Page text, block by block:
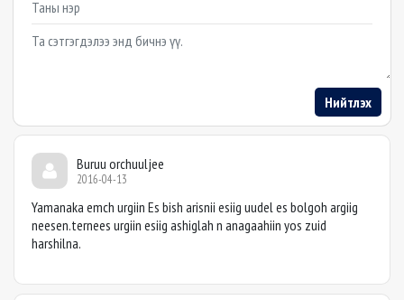
Example textarea
Нийтлэх
Buruu orchuuljee
2016-04-13
Yamanaka emch urgiin Es bish arisnii esiig uudel es bolgoh argiig
neesen.ternees urgiin esiig ashiglah n anagaahiin yos zuid
harshilna.